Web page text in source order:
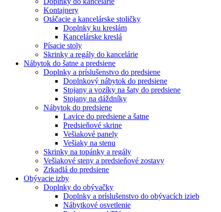
Kontajnery
Otáčacie a kancelárske stoličky
Doplnky ku kreslám
Kancelárske kreslá
Písacie stoly
Skrinky a regály do kancelárie
Nábytok do šatne a predsiene
Doplnky a príslušenstvo do predsiene
Doplnkový nábytok do predsiene
Stojany a vozíky na šaty do predsiene
Stojany na dáždníky
Nábytok do predsiene
Lavice do predsiene a šatne
Predsieňové skrine
Vešiakové panely
Vešiaky na stenu
Skrinky na topánky a regály
Vešiakové steny a predsieňové zostavy
Zrkadlá do predsiene
Obývacie izby
Doplnky do obývačky
Doplnky a príslušenstvo do obývacích izieb
Nábytkové osvetlenie